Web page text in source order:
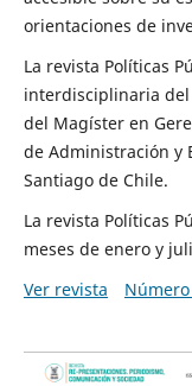
orientaciones de
La revista Políticas
interdisciplinaria del
del Magíster en
de Administración y
Santiago de Chile.
La revista Políticas
meses de enero y
Ver revista